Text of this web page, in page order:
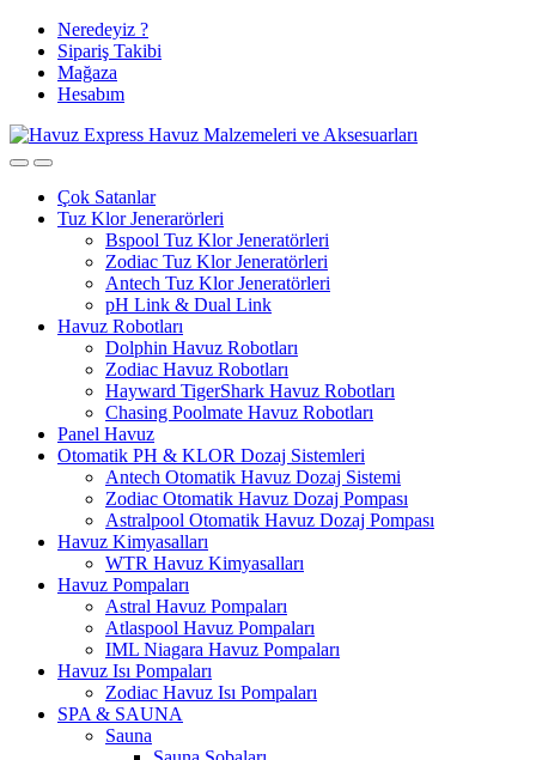
Skip
navigation
Skip
content
Neredeyiz ?
Sipariş Takibi
Mağaza
Hesabım
Çok Satanlar
Tuz Klor Jenerarörleri
Bspool Tuz Klor Jeneratörleri
Zodiac Tuz Klor Jeneratörleri
Antech Tuz Klor Jeneratörleri
pH Link & Dual Link
Havuz Robotları
Dolphin Havuz Robotları
Zodiac Havuz Robotları
Hayward TigerShark Havuz Robotları
Chasing Poolmate Havuz Robotları
Panel Havuz
Otomatik PH & KLOR Dozaj Sistemleri
Antech Otomatik Havuz Dozaj Sistemi
Zodiac Otomatik Havuz Dozaj Pompası
Astralpool Otomatik Havuz Dozaj Pompası
Havuz Kimyasalları
WTR Havuz Kimyasalları
Havuz Pompaları
Astral Havuz Pompaları
Atlaspool Havuz Pompaları
IML Niagara Havuz Pompaları
Havuz Isı Pompaları
Zodiac Havuz Isı Pompaları
SPA & SAUNA
Sauna
Ücretsiz Kargo ve %3 Havale İndirimi